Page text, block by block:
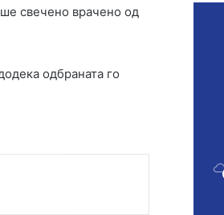
свечено врачено од
одбраната го